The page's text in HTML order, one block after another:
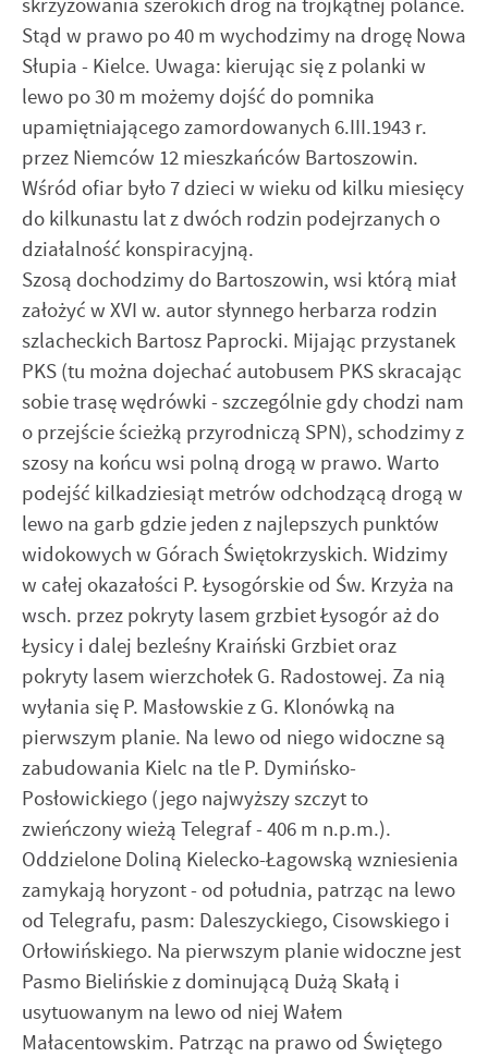
Stąd w prawo po 40 m wychodzimy na drogę Nowa
Słupia - Kielce. Uwaga: kierując się z polanki w
lewo po 30 m możemy dojść do pomnika
upamiętniającego zamordowanych 6.III.1943 r.
przez Niemców 12 mieszkańców Bartoszowin.
Wśród ofiar było 7 dzieci w wieku od kilku miesięcy
do kilkunastu lat z dwóch rodzin podejrzanych o
działalność konspiracyjną.
Szosą dochodzimy do Bartoszowin, wsi którą miał
założyć w XVI w. autor słynnego herbarza rodzin
szlacheckich Bartosz Paprocki. Mijając przystanek
PKS (tu można dojechać autobusem PKS skracając
sobie trasę wędrówki - szczególnie gdy chodzi nam
o przejście ścieżką przyrodniczą SPN), schodzimy z
szosy na końcu wsi polną drogą w prawo. Warto
podejść kilkadziesiąt metrów odchodzącą drogą w
lewo na garb gdzie jeden z najlepszych punktów
widokowych w Górach Świętokrzyskich. Widzimy
w całej okazałości P. Łysogórskie od Św. Krzyża na
wsch. przez pokryty lasem grzbiet Łysogór aż do
Łysicy i dalej bezleśny Kraiński Grzbiet oraz
pokryty lasem wierzchołek G. Radostowej. Za nią
wyłania się P. Masłowskie z G. Klonówką na
pierwszym planie. Na lewo od niego widoczne są
zabudowania Kielc na tle P. Dymińsko-
Posłowickiego (jego najwyższy szczyt to
zwieńczony wieżą Telegraf - 406 m n.p.m.).
Oddzielone Doliną Kielecko-Łagowską wzniesienia
zamykają horyzont - od południa, patrząc na lewo
od Telegrafu, pasm: Daleszyckiego, Cisowskiego i
Orłowińskiego. Na pierwszym planie widoczne jest
Pasmo Bielińskie z dominującą Dużą Skałą i
usytuowanym na lewo od niej Wałem
Małacentowskim. Patrząc na prawo od Świętego